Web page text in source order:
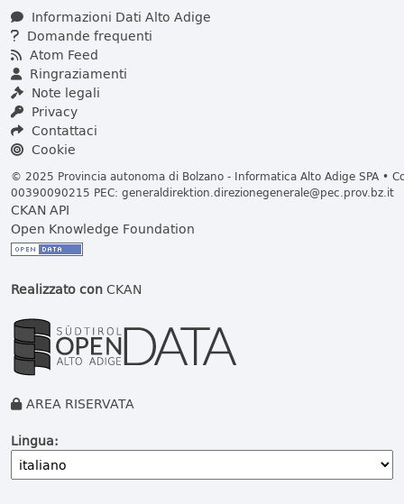
Informazioni Dati Alto Adige
Domande frequenti
Atom Feed
Ringraziamenti
Note legali
Privacy
Contattaci
Cookie
© 2025 Provincia autonoma di Bolzano - Informatica Alto Adige SPA •
00390090215 PEC: generaldirektion.direzionegenerale@pec.prov.bz.it
CKAN API
Open Knowledge Foundation
Realizzato conCKAN
AREA RISERVATA
Lingua